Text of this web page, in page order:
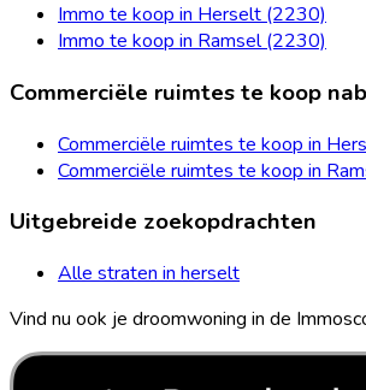
Immo te koop in Herselt (2230)
Immo te koop in Ramsel (2230)
Commerciële ruimtes te koop
Commerciële ruimtes te koop in
Commerciële ruimtes te koop in
Uitgebreide zoekopdrachten
Alle straten in herselt
Vind nu ook je droomwoning in de